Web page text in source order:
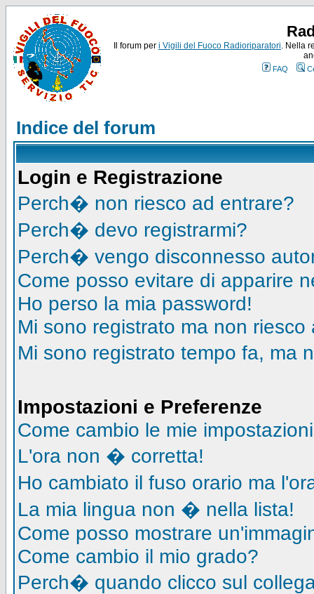
Il forum per i Vigili del Fuoco Radioriparatori. Nella
FAQ
Indice del forum
Login e Registrazione
Perch� non riesco ad entrare?
Perch� devo registrarmi?
Perch� vengo disconnesso
Come posso evitare di apparire
Ho perso la mia password!
Mi sono registrato ma non riesco
Mi sono registrato tempo fa, ma
Impostazioni e Preferenze
Come cambio le mie
L'ora non � corretta!
Ho cambiato il fuso orario ma
La mia lingua non � nella lista!
Come posso mostrare
Come cambio il mio grado?
Perch� quando clicco sul